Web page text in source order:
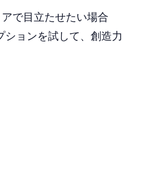
で目立たせたい場合
ョンを試して、創造力